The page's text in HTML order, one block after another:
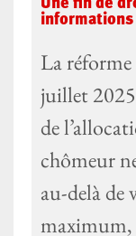
La réforme
juillet
de
chômeur
au-delà
maximum,